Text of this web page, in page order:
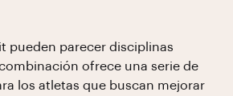
pueden parecer disciplinas
ofrece una serie de
los atletas que buscan mejorar